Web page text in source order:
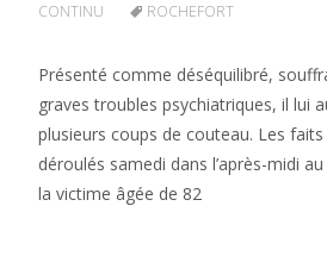
CONTINU
ROCHEFORT
Présenté comme déséquilibré,
graves troubles psychiatriques, il lui
plusieurs coups de couteau. Les
déroulés samedi dans l’après-midi
la victime âgée de 82